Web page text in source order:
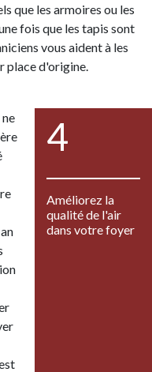
que les armoires ou les
fois que les tapis sont
vous aident à les
place d'origine.
4
Améliorez la
qualité de l'air
dans votre foyer